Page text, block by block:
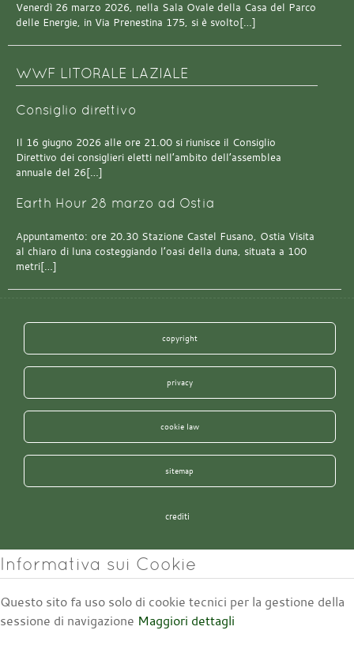
Venerdì 26 marzo 2026, nella Sala Ovale della Casa del Parco
delle Energie, in Via Prenestina 175, si è svolto[…]
WWF LITORALE LAZIALE
Consiglio direttivo
Il 16 giugno 2026 alle ore 21.00 si riunisce il Consiglio
Direttivo dei consiglieri eletti nell’ambito dell’assemblea
annuale del 26[…]
Earth Hour 28 marzo ad Ostia
Appuntamento: ore 20.30 Stazione Castel Fusano, Ostia Visita
al chiaro di luna costeggiando l’oasi della duna, situata a 100
metri[…]
copyright
privacy
cookie law
sitemap
crediti
Informativa sui Cookie
Questo sito fa uso solo di cookie tecnici per la gestione della
sessione di navigazione Maggiori dettagli